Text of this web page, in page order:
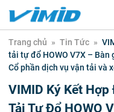
Trang chủ » Tin Tức »
tải tự đổ HOWO V7X –
Cổ phần dịch vụ vận tải và
VIMID Ký Kết
Tải Tự Đổ HOWO